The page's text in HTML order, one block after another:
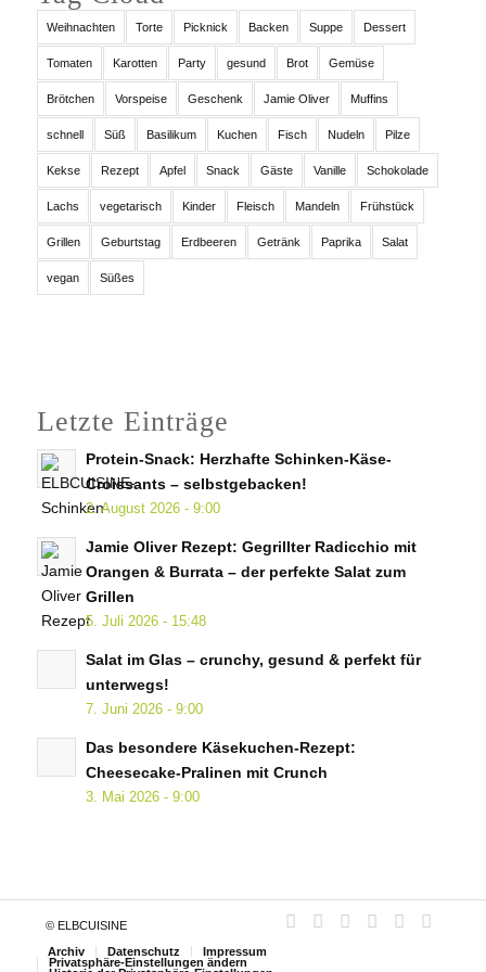
Weihnachten Torte Picknick Backen Suppe Dessert
Tomaten Karotten Party gesund Brot Gemüse
Brötchen Vorspeise Geschenk Jamie Oliver Muffins
schnell Süß Basilikum Kuchen Fisch Nudeln Pilze
Kekse Rezept Apfel Snack Gäste Vanille Schokolade
Lachs vegetarisch Kinder Fleisch Mandeln Frühstück
Grillen Geburtstag Erdbeeren Getränk Paprika Salat
vegan Süßes
Letzte Einträge
Protein-Snack: Herzhafte Schinken-Käse-
Croissants – selbstgebacken!
2. August 2026 - 9:00
Jamie Oliver Rezept: Gegrillter Radicchio mit
Orangen & Burrata – der perfekte Salat zum
Grillen
5. Juli 2026 - 15:48
Salat im Glas – crunchy, gesund & perfekt für
unterwegs!
7. Juni 2026 - 9:00
Das besondere Käsekuchen-Rezept:
Cheesecake-Pralinen mit Crunch
3. Mai 2026 - 9:00
© ELBCUISINE
Archiv
Datenschutz
Impressum
Privatsphäre-Einstellungen ändern